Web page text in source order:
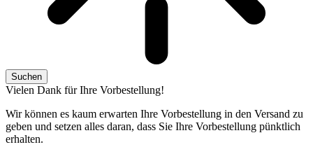
Suchen
Vielen Dank für Ihre Vorbestellung!
Wir können es kaum erwarten Ihre Vorbestellung in den Versand zu
geben und setzen alles daran, dass Sie Ihre Vorbestellung pünktlich
erhalten.